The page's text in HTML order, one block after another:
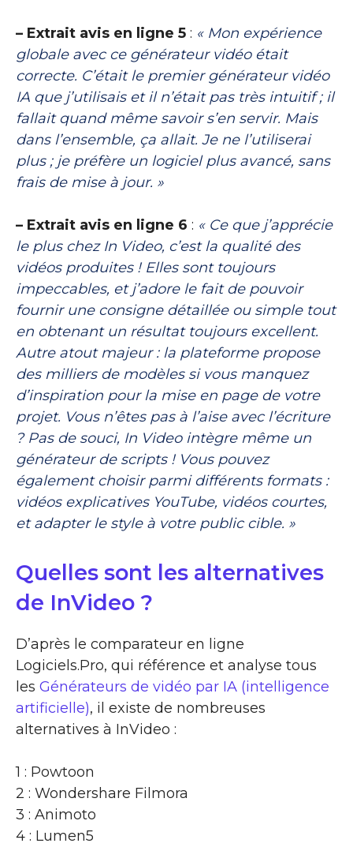
– Extrait avis en ligne 5 : « Mon expérience
globale avec ce générateur vidéo était
correcte. C’était le premier générateur vidéo
IA que j’utilisais et il n’était pas très intuitif ; il
fallait quand même savoir s’en servir. Mais
dans l’ensemble, ça allait. Je ne l’utiliserai
plus ; je préfère un logiciel plus avancé, sans
frais de mise à jour. »
– Extrait avis en ligne 6 : « Ce que j’apprécie
le plus chez In Video, c’est la qualité des
vidéos produites ! Elles sont toujours
impeccables, et j’adore le fait de pouvoir
fournir une consigne détaillée ou simple tout
en obtenant un résultat toujours excellent.
Autre atout majeur : la plateforme propose
des milliers de modèles si vous manquez
d’inspiration pour la mise en page de votre
projet. Vous n’êtes pas à l’aise avec l’écriture
? Pas de souci, In Video intègre même un
générateur de scripts ! Vous pouvez
également choisir parmi différents formats :
vidéos explicatives YouTube, vidéos courtes,
et adapter le style à votre public cible. »
Quelles sont les alternatives
de InVideo ?
D’après le comparateur en ligne
Logiciels.Pro, qui référence et analyse tous
les Générateurs de vidéo par IA (intelligence
artificielle), il existe de nombreuses
alternatives à InVideo :
1 : Powtoon
2 : Wondershare Filmora
3 : Animoto
4 : Lumen5